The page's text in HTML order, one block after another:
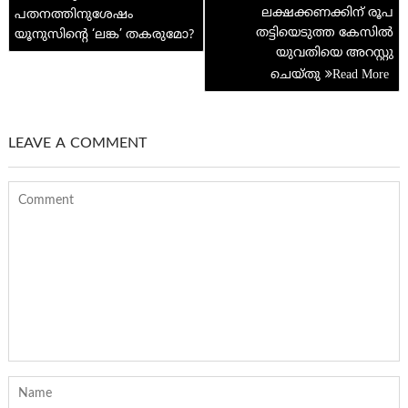
പതനത്തിനുശേഷം
യൂനുസിന്റെ ‘ലങ്ക’ തകരുമോ?
ലക്ഷക്കണക്കിന് രൂപ
തട്ടിയെടുത്ത കേസിൽ
യുവതിയെ അറസ്റ്റു
ചെയ്തു
LEAVE A COMMENT